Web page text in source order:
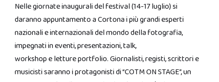
Nelle giornate inaugurali del festival (14-17 luglio) si
daranno appuntamento a Cortona i più grandi esperti
nazionali e internazionali del mondo della fotografia,
impegnati in eventi, presentazioni, talk,
workshop e letture portfolio. Giornalisti, registi, scrittori e
musicisti saranno i protagonisti di “COTM ON STAGE”, un